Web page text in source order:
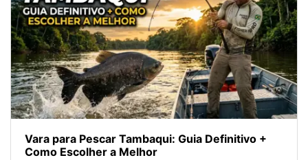
Vara para Pescar Tambaqui: Guia Definitivo +
Como Escolher a Melhor